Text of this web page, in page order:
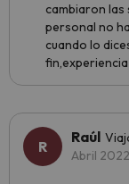
cambiaron las
personal no
cuando lo
Raúl
Abril 2022